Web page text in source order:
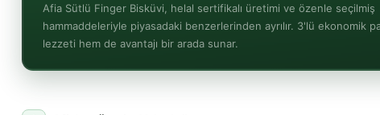
Afia Sütlü Finger Bisküvi, helal sertifikalı üretimi ve özenle seçilmiş
hammaddeleriyle piyasadaki benzerlerinden ayrılır. 3'lü ekonomik
lezzeti hem de avantajı bir arada sunar.